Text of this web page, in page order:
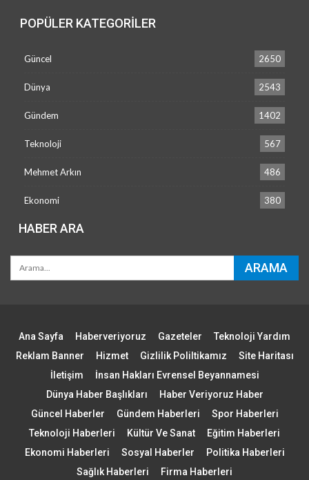
POPÜLER KATEGORILER
Güncel 2650
Dünya 2543
Gündem 1402
Teknoloji 567
Mehmet Arkın 486
Ekonomi 380
HABER ARA
Ana Sayfa Haberveriyoruz Gazeteler
Teknoloji Yardım
Reklam Banner
Hizmet Gizlilik Poliltikamız
Site Haritası
İletişim
İnsan Hakları Evrensel Beyannamesi
Dünya Haber Başlıkları
Haber Veriyoruz Haber
Güncel Haberler
Gündem Haberleri
Spor Haberleri
Teknoloji Haberleri
Kültür Ve Sanat
Eğitim Haberleri
Ekonomi Haberleri
Sosyal Haberler
Politika Haberleri
Sağlık Haberleri
Firma Haberleri